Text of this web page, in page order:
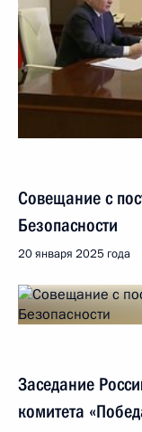
Совещание с
Безопасности
20 января 2025 года
Заседание
комитета